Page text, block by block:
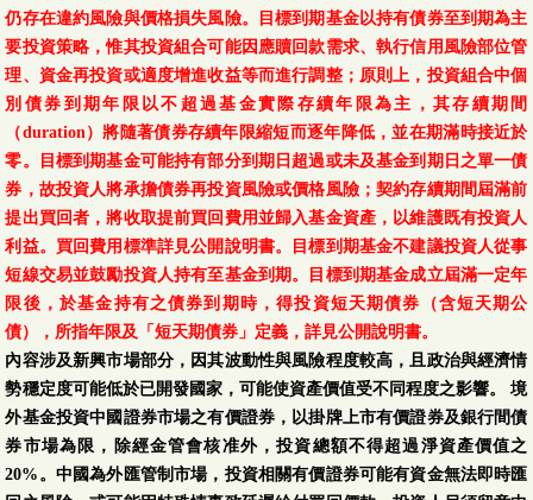
仍存在違約風險與價格損失風險。目標到期基金以持有債券至到期為主
要投資策略，惟其投資組合可能因應贖回款需求、執行信用風險部位管
理、資金再投資或適度增進收益等而進行調整；原則上，投資組合中個
別債券到期年限以不超過基金實際存續年限為主，其存續期間
（duration）將隨著債券存續年限縮短而逐年降低，並在期滿時接近於
零。目標到期基金可能持有部分到期日超過或未及基金到期日之單一債
券，故投資人將承擔債券再投資風險或價格風險；契約存續期間屆滿前
提出買回者，將收取提前買回費用並歸入基金資產，以維護既有投資人
利益。買回費用標準詳見公開說明書。目標到期基金不建議投資人從事
短線交易並鼓勵投資人持有至基金到期。目標到期基金成立屆滿一定年
限後，於基金持有之債券到期時，得投資短天期債券（含短天期公
債），所指年限及「短天期債券」定義，詳見公開說明書。
內容涉及新興市場部分，因其波動性與風險程度較高，且政治與經濟情
勢穩定度可能低於已開發國家，可能使資產價值受不同程度之影響。 境
外基金投資中國證券市場之有價證券，以掛牌上市有價證券及銀行間債
券市場為限，除經金管會核准外，投資總額不得超過淨資產價值之
20%。中國為外匯管制市場，投資相關有價證券可能有資金無法即時匯